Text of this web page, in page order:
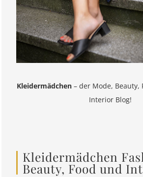
Kleidermädchen – der Mode, Beauty,
Interior Blog!
Kleidermädchen
Beauty, Food und